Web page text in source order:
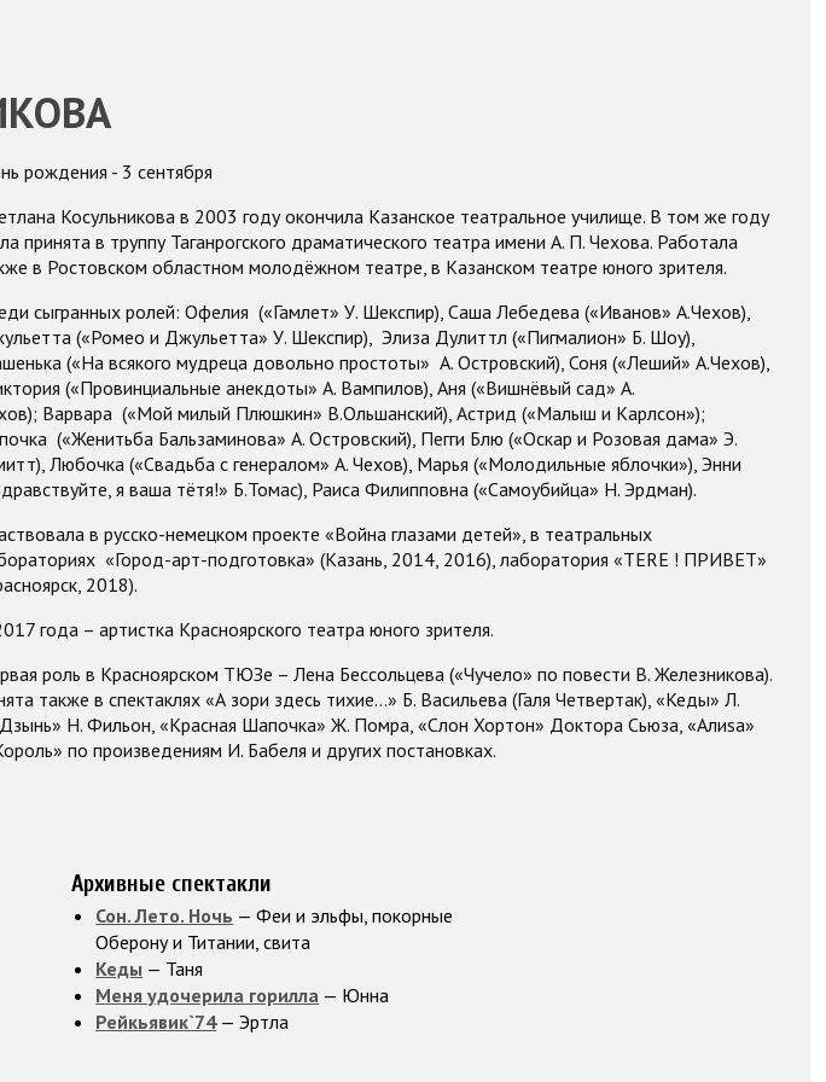
рождения - 3 сентября
Косульникова в 2003 году окончила Казанское театральное училище. В том же году
принята в труппу Таганрогского драматического театра имени А. П. Чехова. Работала
в Ростовском областном молодёжном театре, в Казанском театре юного зрителя.
сыгранных ролей: Офелия («Гамлет» У. Шекспир), Саша Лебедева («Иванов» А.Чехов),
(«Ромео и Джульетта» У. Шекспир), Элиза Дулиттл («Пигмалион» Б. Шоу),
(«На всякого мудреца довольно простоты» А. Островский), Соня («Леший» А.Чехов),
(«Провинциальные анекдоты» А. Вампилов), Аня («Вишнёвый сад» А.
Варвара («Мой милый Плюшкин» В.Ольшанский), Астрид («Малыш и Карлсон»);
(«Женитьба Бальзаминова» А. Островский), Пегги Блю («Оскар и Розовая дама» Э.
Любочка («Свадьба с генералом» А. Чехов), Марья («Молодильные яблочки»), Энни
я ваша тётя!» Б.Томас), Раиса Филипповна («Самоубийца» Н. Эрдман).
в русско-немецком проекте «Война глазами детей», в театральных
«Город-арт-подготовка» (Казань, 2014, 2016), лаборатория «TERE ! ПРИВЕТ»
2018).
года – артистка Красноярского театра юного зрителя.
роль в Красноярском ТЮЗе – Лена Бессольцева («Чучело» по повести В. Железникова).
также в спектаклях «А зори здесь тихие…» Б. Васильева (Галя Четвертак), «Кеды» Л.
Н. Фильон, «Красная Шапочка» Ж. Помра, «Слон Хортон» Доктора Сьюза, «Алиsа»
по произведениям И. Бабеля и других постановках.
Архивные спектакли
Сон. Лето. Ночь — Феи и эльфы, покорные
Оберону и Титании, свита
Кеды — Таня
Меня удочерила горилла — Юнна
Рейкьявик`74— Эртла